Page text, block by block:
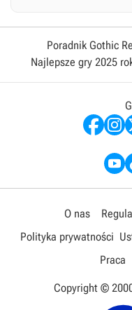
Poradnik Gothic
Najlepsze gry 2025
O nas
Polityka prywatności
Praca
Copyright ©